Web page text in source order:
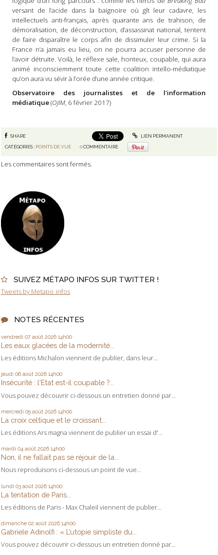
SUIVEZ MÉTAPO INFOS SUR TWITTER !
Tweets by Metapo_infos
NOTES RÉCENTES
vendredi 07 août 2026 14h00
Les eaux glacées de la modernité...
Les éditions Michalon viennent de publier, dans leur...
jeudi 06 août 2026 14h00
Insécurité : l'Etat est-il coupable ?...
Vous pouvez découvrir ci-dessous un entretien donné par...
mercredi 05 août 2026 14h00
La croix celtique et le croissant...
Les éditions Ars magna viennent de publier un essai d'...
mardi 04 août 2026 14h00
Non, il ne fallait pas se réjouir de la...
Nous reproduisons ci-dessous un point de vue...
lundi 03 août 2026 14h00
La tentation de Paris...
Les éditions de Paris - Max Chaleil viennent de publier...
dimanche 02 août 2026 14h00
Gabriele Adinolfi : « L’utopie simpliste du...
Vous pouvez découvrir ci-dessous un entretien donné par...
versant de l’acide dans la baignoire où gît leur cadavre, les
intellectuels anti-français, après quarante ans de trahison, de
démoralisation, de déconstruction, d’assassinat national, tentent
de faire disparaître le corps afin de dissimuler leur crime. Si la
France n’a jamais eu lieu, on ne pourra accuser personne de
l’avoir détruite. Voilà, le réflexe sale, honteux, coupable, qui aura
animé inconsciemment toute cette coalition intello-médiatique
qu’on aura vu sévir à l’orée d’une année critique.
Observatoire des journalistes et de l'information
médiatique(OJIM, 6 février 2017)
SHARE
LIEN PERMANENT
CATÉGORIES : POINTS DE VUE 0 COMMENTAIRE
Les commentaires sont fermés.